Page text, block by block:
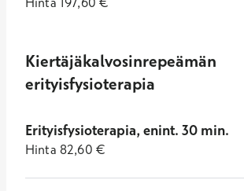
Kiertäjäkalvosinrepeämän
erityisfysioterapia
Erityisfysioterapia, enint. 30 min.
Hinta 82,60 €